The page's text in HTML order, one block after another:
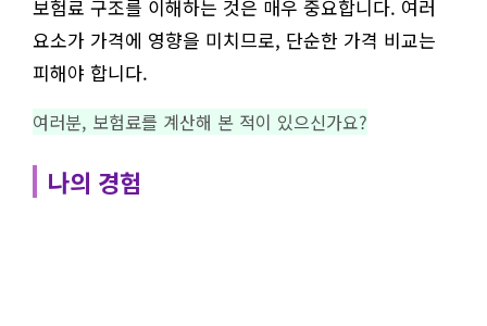
보험료 구조를 이해하는 것은 매우 중요합니다. 여러
요소가 가격에 영향을 미치므로, 단순한 가격 비교는
피해야 합니다.
여러분, 보험료를 계산해 본 적이 있으신가요?
나의 경험